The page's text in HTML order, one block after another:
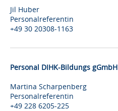
Jil Huber
Personalreferentin
+49 30 20308-1163
Personal DIHK-Bildungs gGmbH
Martina Scharpenberg
Personalreferentin
+49 228 6205-225